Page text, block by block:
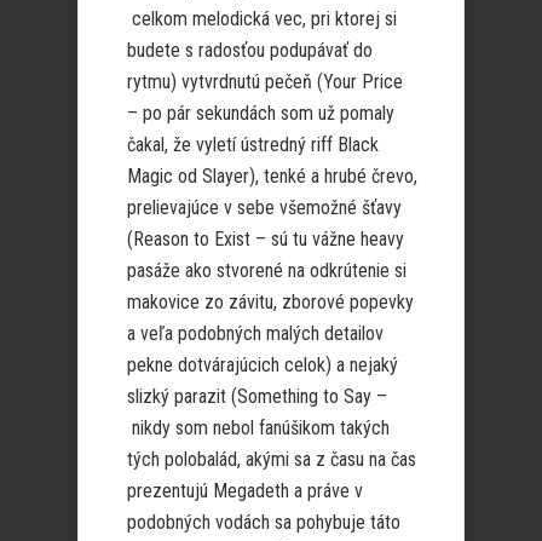
celkom melodická vec, pri ktorej si
budete s radosťou podupávať do
rytmu) vytvrdnutú pečeň (Your Price
– po pár sekundách som už pomaly
čakal, že vyletí ústredný riff Black
Magic od Slayer), tenké a hrubé črevo,
prelievajúce v sebe všemožné šťavy
(Reason to Exist – sú tu vážne heavy
pasáže ako stvorené na odkrútenie si
makovice zo závitu, zborové popevky
a veľa podobných malých detailov
pekne dotvárajúcich celok) a nejaký
slizký parazit (Something to Say –
nikdy som nebol fanúšikom takých
tých polobalád, akými sa z času na čas
prezentujú Megadeth a práve v
podobných vodách sa pohybuje táto